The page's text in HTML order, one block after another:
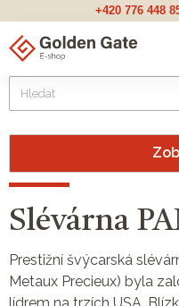
+420 776 448
Slévárna
Prestižní švýcarská
Metaux Precieux) byla